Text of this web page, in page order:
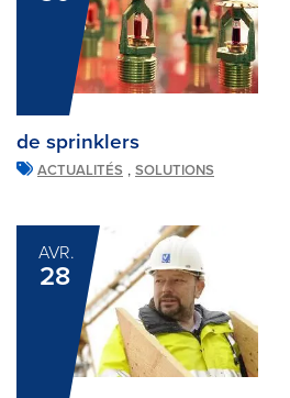
de sprinklers
ACTUALITÉS , SOLUTIONS
AVR.
28